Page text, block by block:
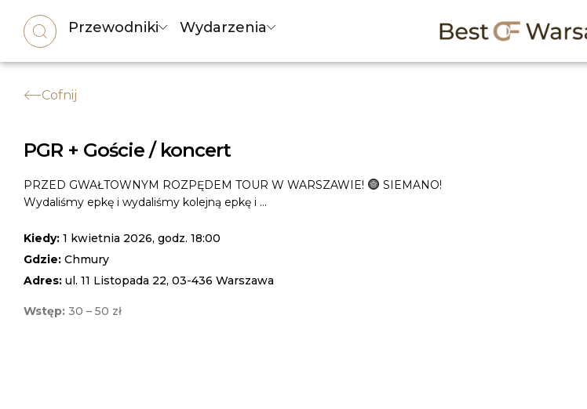
Przewodniki Wydarzenia
Cofnij
PGR + Goście / koncert
PRZED GWAŁTOWNYM ROZPĘDEM TOUR W WARSZAWIE!
SIEMANO!
Wydaliśmy epkę i wydaliśmy kolejną epkę i ...
Kiedy: 1 kwietnia 2026, godz. 18:00
Gdzie: Chmury
Adres: ul. 11 Listopada 22, 03-436 Warszawa
Wstęp: 30 – 50 zł